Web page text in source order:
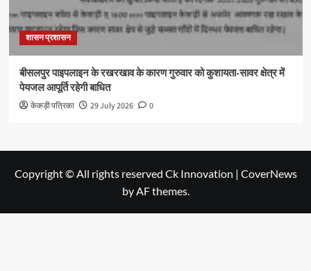
शासन प्रशासन
बीसलपुर पाइपलाइन के रखरखाव के कारण गुरुवार को कुशायता-सावर क्षेत्र में
पेयजल आपूर्ति रहेगी बाधित
केकड़ी पत्रिका 29 July 2026 0
Copyright © All rights reserved Ck Innovation | CoverNews
by AF themes.